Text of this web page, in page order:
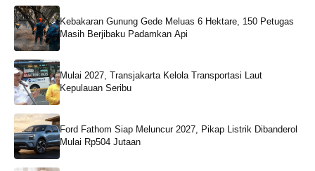
Kebakaran Gunung Gede Meluas 6 Hektare, 150 Petugas
Masih Berjibaku Padamkan Api
Mulai 2027, Transjakarta Kelola Transportasi Laut
Kepulauan Seribu
Ford Fathom Siap Meluncur 2027, Pikap Listrik Dibanderol
Mulai Rp504 Jutaan